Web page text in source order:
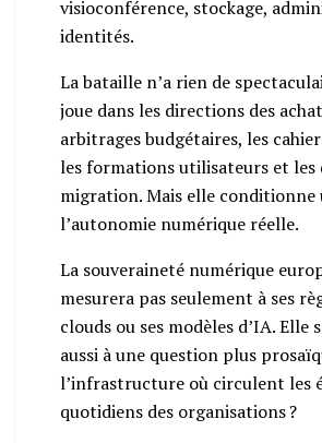
visioconférence, stockage,
identités.
La bataille n’a rien de
joue dans les directions des
arbitrages budgétaires, les
les formations utilisateurs et les
migration. Mais elle conditionne
l’autonomie numérique réelle.
La souveraineté numérique
mesurera pas seulement à ses
clouds ou ses modèles d’IA. Elle
aussi à une question plus
l’infrastructure où circulent les
quotidiens des organisations ?